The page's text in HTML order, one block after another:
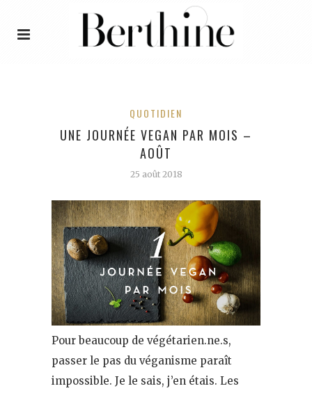
QUOTIDIEN
UNE JOURNÉE VEGAN PAR MOIS –
AOÛT
25 août 2018
Pour beaucoup de végétarien.ne.s,
passer le pas du véganisme paraît
impossible. Je le sais, j’en étais. Les